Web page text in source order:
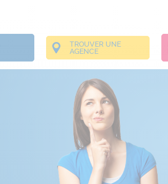
TROUVER UNE
AGENCE